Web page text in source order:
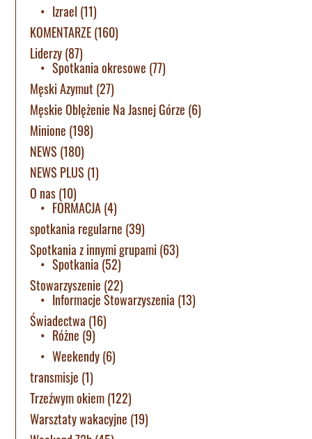
Izrael (11)
KOMENTARZE(160)
Liderzy(87)
Spotkania okresowe (77)
Męski Azymut (27)
Męskie Oblężenie Na Jasnej Górze (6)
Minione (198)
NEWS (180)
NEWS PLUS (1)
O nas(10)
FORMACJA(4)
spotkania regularne (39)
Spotkania z innymi grupami (63)
Spotkania (52)
Stowarzyszenie (22)
Informacje Stowarzyszenia (13)
Świadectwa (16)
Różne (9)
Weekendy(6)
transmisje (1)
Trzeźwym okiem(122)
Warsztaty wakacyjne (19)